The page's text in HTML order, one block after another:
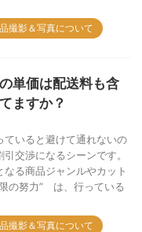
撮影＆写真について
単価は配送料も含
ますか？
ていると避けて通れないの
交渉になるシーンです。
る商品ジャンルやカット
の努力” は、行っている
撮影＆写真について